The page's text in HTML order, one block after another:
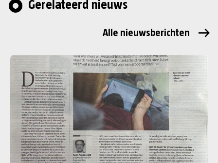
Gerelateerd nieuws
Alle nieuwsberichten